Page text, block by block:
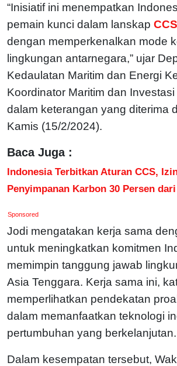
“Inisiatif ini menempatkan
pemain kunci dalam lanskap CCS
dengan memperkenalkan mode
lingkungan antarnegara,” ujar
Kedaulatan Maritim dan Energi
Koordinator Maritim dan
dalam keterangan yang diterima
Kamis (15/2/2024).
Baca Juga :
Indonesia Terbitkan Aturan CCS,
Penyimpanan Karbon 30 Persen
Sponsored
Jodi mengatakan kerja sama
untuk meningkatkan komitmen
memimpin tanggung jawab
Asia Tenggara. Kerja sama ini,
memperlihatkan pendekatan
dalam memanfaatkan teknologi
pertumbuhan yang berkelanjutan.
Dalam kesempatan tersebut,